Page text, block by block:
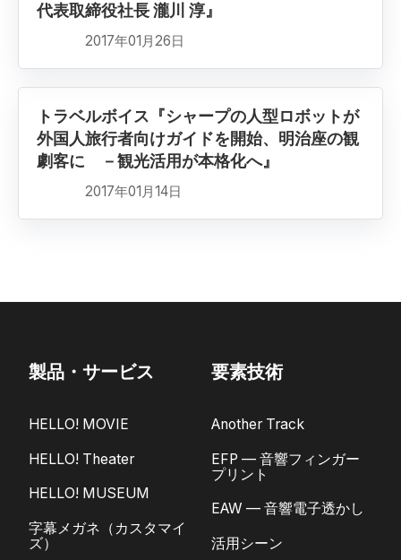
代表取締役社長 瀧川 淳』
2017年01月26日
トラベルボイス『シャープの人型ロボットが
外国人旅行者向けガイドを開始、明治座の観
劇客に －観光活用が本格化へ』
2017年01月14日
製品・サービス
HELLO! MOVIE
HELLO! Theater
HELLO! MUSEUM
字幕メガネ（カスタマイ
ズ）
要素技術
Another Track
EFP — 音響フィンガー
プリント
EAW — 音響電子透かし
活用シーン